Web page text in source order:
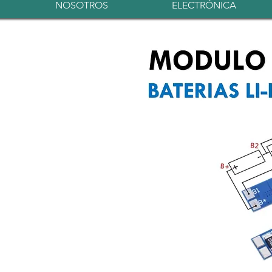
NOSOTROS ELECTRÓNICA